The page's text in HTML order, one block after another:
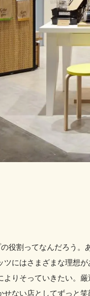
役割ってなんだろう。
ツにはさまざまな理想
よりそっていきたい。
せない店としてずっと